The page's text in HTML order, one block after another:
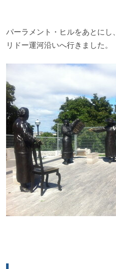
パーラメント・ヒルをあとにし、
リドー運河沿いへ行きました。